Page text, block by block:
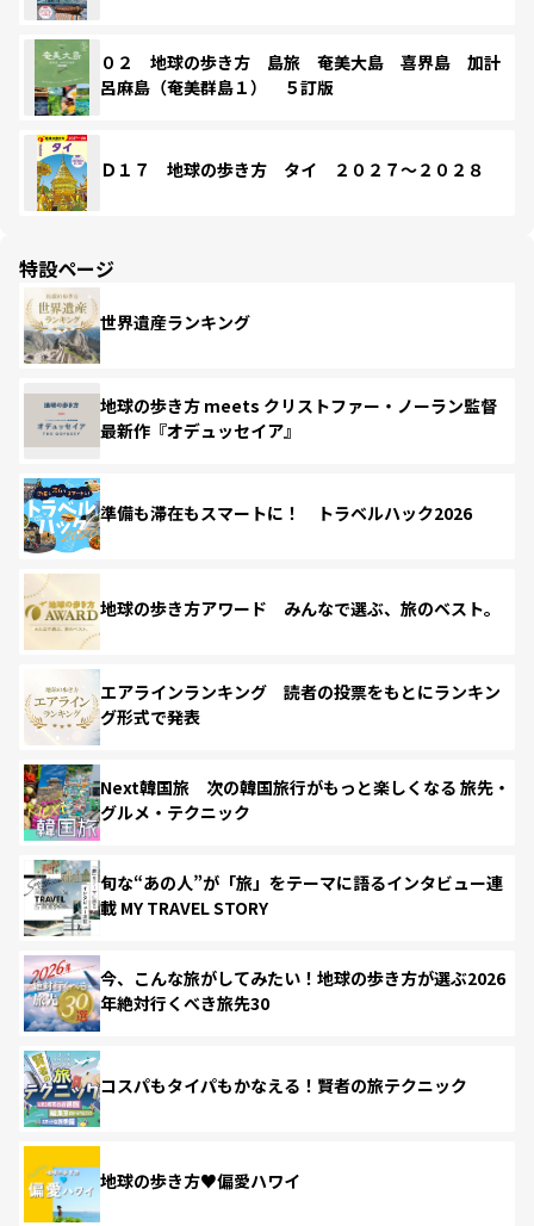
０２ 地球の歩き方 島旅 奄美大島 喜界島 加計
呂麻島（奄美群島１） ５訂版
Ｄ１７ 地球の歩き方 タイ ２０２７～２０２８
特設ページ
世界遺産ランキング
地球の歩き方 meets クリストファー・ノーラン監督
最新作『オデュッセイア』
準備も滞在もスマートに！ トラベルハック2026
地球の歩き方アワード みんなで選ぶ、旅のベスト。
エアラインランキング 読者の投票をもとにランキン
グ形式で発表
Next韓国旅 次の韓国旅行がもっと楽しくなる 旅先・
グルメ・テクニック
旬な“あの人”が「旅」をテーマに語るインタビュー連
載 MY TRAVEL STORY
今、こんな旅がしてみたい！地球の歩き方が選ぶ2026
年絶対行くべき旅先30
コスパもタイパもかなえる！賢者の旅テクニック
地球の歩き方♥偏愛ハワイ